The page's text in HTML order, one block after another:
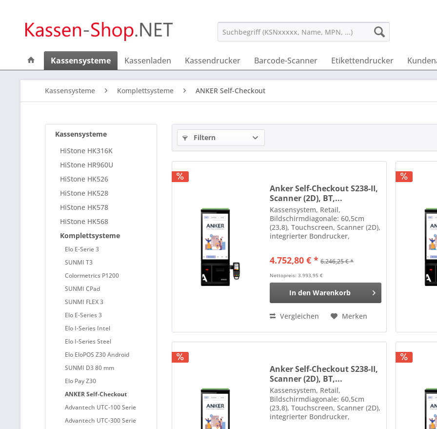
Kassensysteme Kassenladen Kassendrucker Barcode-Scanner Etikettendrucker
Kassensysteme Komplettsysteme ANKER Self-Checkout
Kassensysteme
HiStone HK316K
HiStone HR960U
HiStone HK526
HiStone HK528
HiStone HK578
HiStone HK568
Komplettsysteme
Elo E-Serie 3
SUNMI T3
Colormetrics P1200
SUNMI CPad
SUNMI FLEX 3
Elo E-Series 3
Elo I-Series Intel
Elo I-Series Steel
Elo EloPOS Z30 Android
SUNMI D3 80 mm
Elo Pay Z30
ANKER Self-Checkout
Advantech UTC-100 Serie
Advantech UTC-300 Serie
Filtern
Anker Self-Checkout S238-II,
Scanner (2D), BT,...
Kassensystem, Retail,
Bildschirmdiagonale: 60,5cm
(23,8), Touchscreen, Scanner (2D),
integrierter Bondrucker,
4GB, Flash: 16GB, Android Farbe:
4.752,80 € * 6.246,25 € *
Nettopreis: 3.993,95 €
In den Warenkorb
Vergleichen Merken
Anker Self-Checkout S238-II,
Scanner (2D), BT,...
Kassensystem, Retail,
Bildschirmdiagonale: 60,5cm
(23,8), Touchscreen, Scanner (2D),
integrierter Bondrucker,